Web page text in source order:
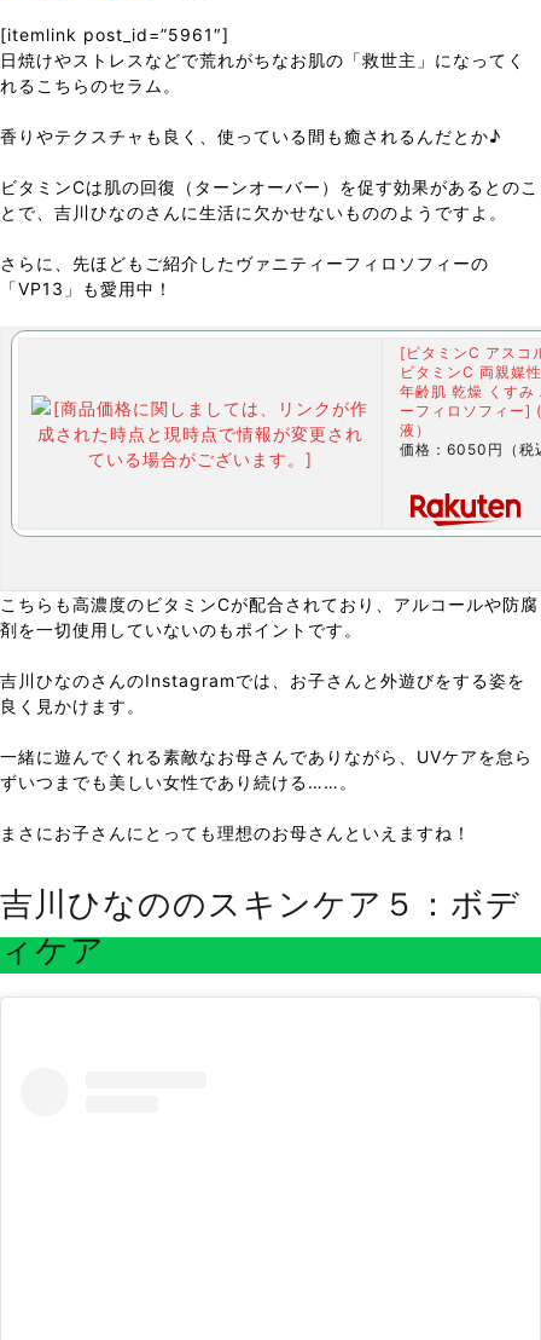
[itemlink post_id=”5961″]
日焼けやストレスなどで荒れがちなお肌の「救世主」になってく
れるこちらのセラム。
香りやテクスチャも良く、使っている間も癒されるんだとか♪
ビタミンCは肌の回復（ターンオーバー）を促す効果があるとのこ
とで、吉川ひなのさんに生活に欠かせないもののようですよ。
さらに、先ほどもご紹介したヴァニティーフィロソフィーの
「VP13」も愛用中！
[ビタミンC アスコ
ビタミンC 両親媒
年齢肌 乾燥 くすみ
ーフィロソフィー]
液）
価格：6050円（税
こちらも高濃度のビタミンCが配合されており、アルコールや防腐
剤を一切使用していないのもポイントです。
吉川ひなのさんのInstagramでは、お子さんと外遊びをする姿を
良く見かけます。
一緒に遊んでくれる素敵なお母さんでありながら、UVケアを怠ら
ずいつまでも美しい女性であり続ける……。
まさにお子さんにとっても理想のお母さんといえますね！
吉川ひなののスキンケア５：ボデ
ィケア